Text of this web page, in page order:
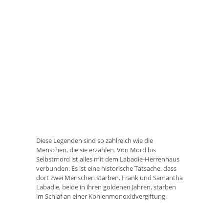
Diese Legenden sind so zahlreich wie die
Menschen, die sie erzählen. Von Mord bis
Selbstmord ist alles mit dem Labadie-Herrenhaus
verbunden. Es ist eine historische Tatsache, dass
dort zwei Menschen starben. Frank und Samantha
Labadie, beide in ihren goldenen Jahren, starben
im Schlaf an einer Kohlenmonoxidvergiftung.